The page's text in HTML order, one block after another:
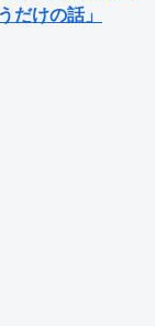
だけの話」